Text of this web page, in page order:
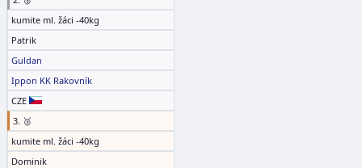
kumite ml. žáci -40kg
Patrik
Guldan
Ippon KK Rakovník
CZE
3. 🥉
kumite ml. žáci -40kg
Dominik